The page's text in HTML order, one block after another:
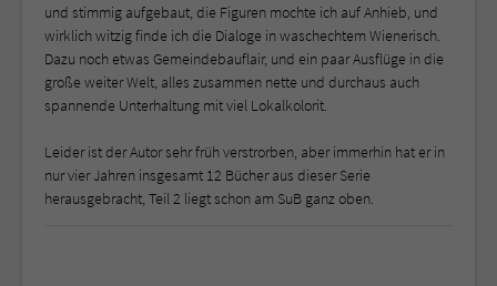
und stimmig aufgebaut, die Figuren mochte ich auf Anhieb, und
wirklich witzig finde ich die Dialoge in waschechtem Wienerisch.
Dazu noch etwas Gemeindebauflair, und ein paar Ausflüge in die
große weiter Welt, alles zusammen nette und durchaus auch
spannende Unterhaltung mit viel Lokalkolorit.
Leider ist der Autor sehr früh verstrorben, aber immerhin hat er in
nur vier Jahren insgesamt 12 Bücher aus dieser Serie
herausgebracht, Teil 2 liegt schon am SuB ganz oben.